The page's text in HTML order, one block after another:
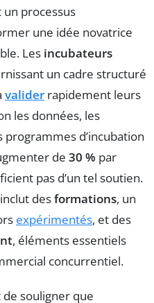
un processus
une idée novatrice
Les incubateurs
un cadre structuré
valider rapidement leurs
les données, les
programmes d’incubation
de 30 % par
pas d’un tel soutien.
desformations, un
expérimentés, et des
, éléments essentiels
concurrentiel.
souligner que